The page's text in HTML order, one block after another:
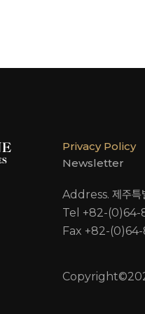
Privacy Policy
Newsletter
Address. 제주특
Tel +82-(0)64-
Fax +82-